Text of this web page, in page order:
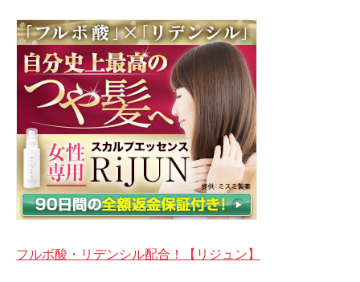
フルボ酸・リデンシル配合！【リジュン】